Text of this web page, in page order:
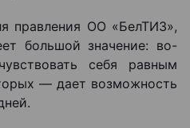
правления ОО «БелТИЗ»,
большой значение: во-
себя равным
— дает возможность